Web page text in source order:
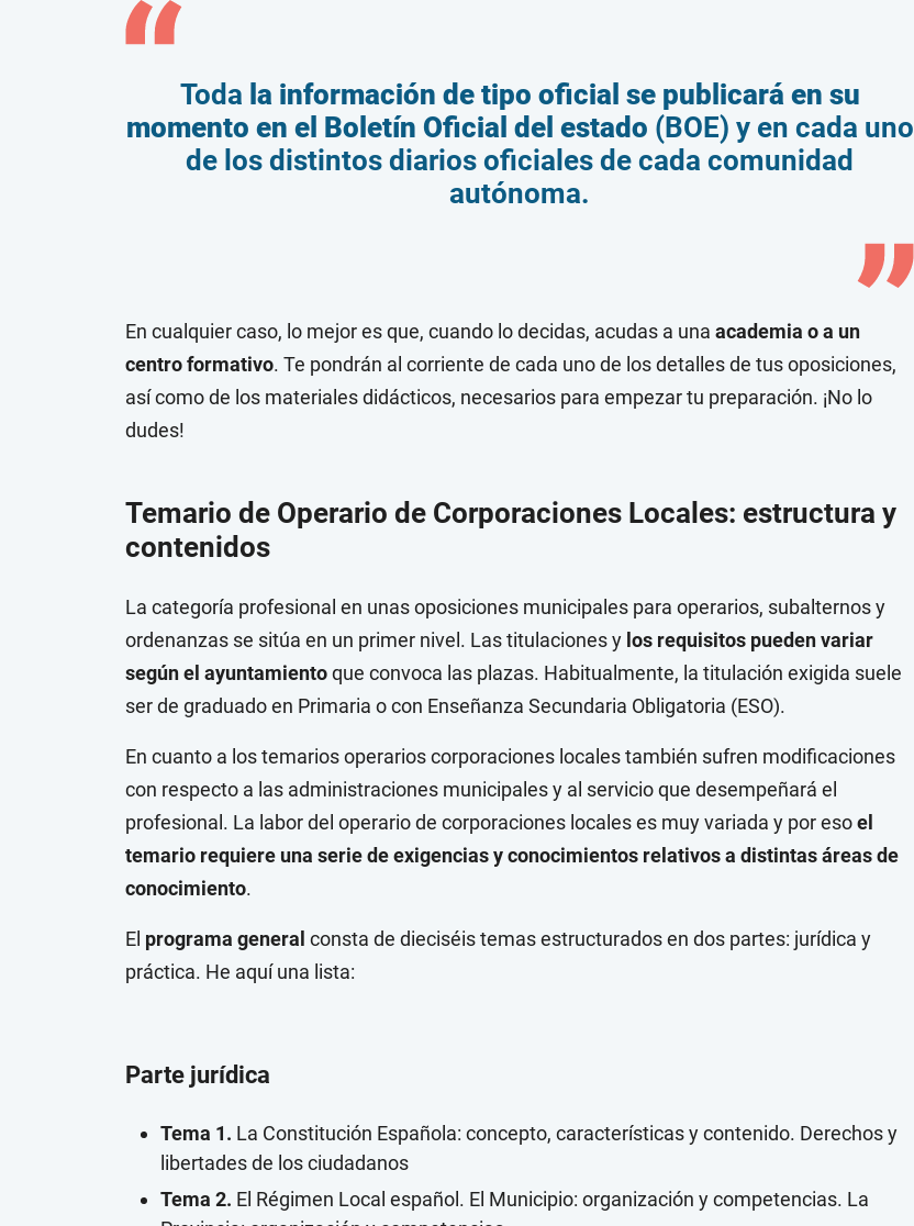
Toda la información de tipo oficial se publicará en su
momento en el Boletín Oficial del estado (BOE) y en cada uno
de los distintos diarios oficiales de cada comunidad
autónoma.
En cualquier caso, lo mejor es que, cuando lo decidas, acudas a una academia o a un
centro formativo. Te pondrán al corriente de cada uno de los detalles de tus oposiciones,
así como de los materiales didácticos, necesarios para empezar tu preparación. ¡No lo
dudes!
Temario de Operario de Corporaciones Locales: estructura y
contenidos
La categoría profesional en unas oposiciones municipales para operarios, subalternos y
ordenanzas se sitúa en un primer nivel. Las titulaciones y los requisitos pueden variar
según el ayuntamientoque convoca las plazas. Habitualmente, la titulación exigida suele
ser de graduado en Primaria o con Enseñanza Secundaria Obligatoria (ESO).
En cuanto a los temarios operarios corporaciones locales también sufren modificaciones
con respecto a las administraciones municipales y al servicio que desempeñará el
profesional. La labor del operario de corporaciones locales es muy variada y por esoel
temario requiere una serie de exigencias y conocimientos relativos a distintas áreas de
conocimiento.
El programa general consta de dieciséis temas estructurados en dos partes: jurídica y
práctica. He aquí una lista:
Parte jurídica
Tema 1. La Constitución Española: concepto, características y contenido. Derechos y
libertades de los ciudadanos
Tema 2. El Régimen Local español. El Municipio: organización y competencias. La